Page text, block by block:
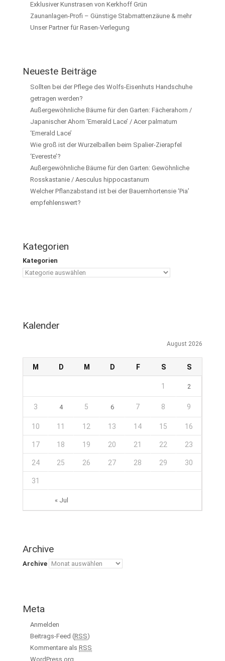
Exklusiver Kunstrasen von Kerkhoff Grün
Zaunanlagen-Profi – Günstige Stabmattenzäune & mehr
Unser Partner für Rasen-Verlegung
Neueste Beiträge
Sollten bei der Pflege des Wolfs-Eisenhuts Handschuhe
getragen werden?
Außergewöhnliche Bäume für den Garten: Fächerahorn /
Japanischer Ahorn ‘Emerald Lace’ / Acer palmatum
‘Emerald Lace’
Wie groß ist der Wurzelballen beim Spalier-Zierapfel
‘Evereste’?
Außergewöhnliche Bäume für den Garten: Gewöhnliche
Rosskastanie / Aesculus hippocastanum
Welcher Pflanzabstand ist bei der Bauernhortensie ‘Pia’
empfehlenswert?
Kategorien
Kategorien
Kalender
August 2026
M D M D F S S
« Jul
1 2
3 4 5 6 7 8 9
10 11 12 13 14 15 16
17 18 19 20 21 22 23
24 25 26 27 28 29 30
31
Archive
Archive
Meta
Anmelden
Beitrags-Feed (RSS)
Kommentare als RSS
WordPress.org